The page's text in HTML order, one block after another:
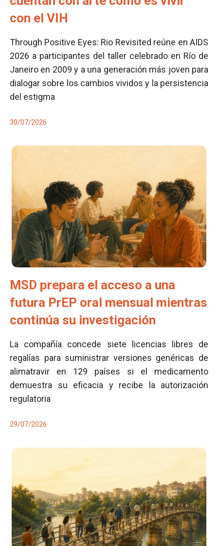
con el VIH
Through Positive Eyes: Rio Revisited reúne en AIDS
2026 a participantes del taller celebrado en Río de
Janeiro en 2009 y a una generación más joven para
dialogar sobre los cambios vividos y la persistencia
del estigma
30/07/2026
MSD prepara el acceso a una
futura PrEP oral mensual mientras
continúa su investigación
La compañía concede siete licencias libres de
regalías para suministrar versiones genéricas de
alimatravir en 129 países si el medicamento
demuestra su eficacia y recibe la autorización
regulatoria
29/07/2026